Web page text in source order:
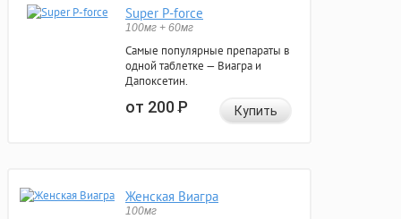
Super P-force
100мг + 60мг
Самые популярные препараты в
одной таблетке — Виагра и
Дапоксетин.
от 200Р Купить
Женская Виагра
100мг